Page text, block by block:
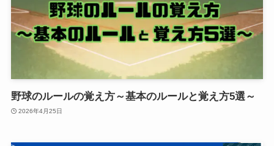
野球のルールの覚え方～基本のルールと覚え方5選～
2026年4月25日